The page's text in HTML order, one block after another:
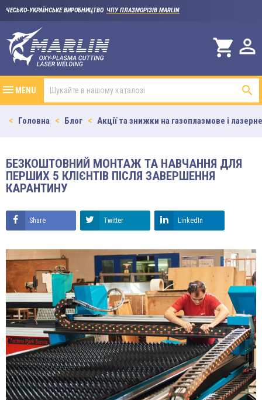
ЧЕСЬКО-УКРАЇНСЬКЕ ВИРОБНИЦТВО ЧПУ ПЛАЗМОРІЗІВ MARLIN

shopping_cart
MENU 
Головна Блог Акції та знижки на газоплазмове і
БЕЗКОШТОВНИЙ МОНТАЖ ТА НАВЧАННЯ ДЛЯ
ПЕРШИХ 5 КЛІЄНТІВ ПІСЛЯ ЗАВЕРШЕННЯ
КАРАНТИНУ
Share Twitter LinkedIn